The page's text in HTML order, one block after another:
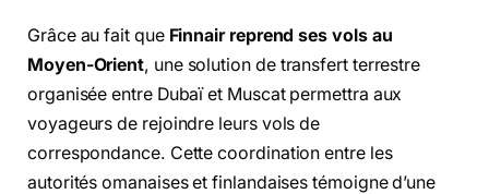
Grâce au fait que Finnair reprend ses vols au
Moyen-Orient, une solution de transfert terrestre
organisée entre Dubaï et Muscat permettra aux
voyageurs de rejoindre leurs vols de
correspondance. Cette coordination entre les
autorités omanaises et finlandaises témoigne d’une